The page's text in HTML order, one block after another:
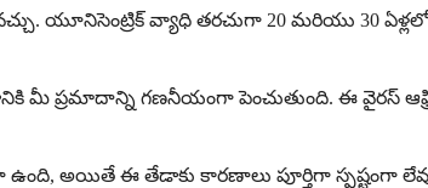
యూనిసెంట్రిక్ వ్యాధి తరచుగా 20 మరియు 30 ఏళ్లలో
మీ ప్రమాదాన్ని గణనీయంగా పెంచుతుంది. ఈ
ఉంది, అయితే ఈ తేడాకు కారణాలు పూర్తిగా స్పష్టంగా